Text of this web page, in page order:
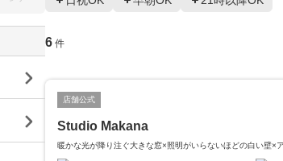
6 件
店舗公式
Studio Makana
暖かな光が降り注ぐ大きな窓×照明がいらないほどの白い壁×